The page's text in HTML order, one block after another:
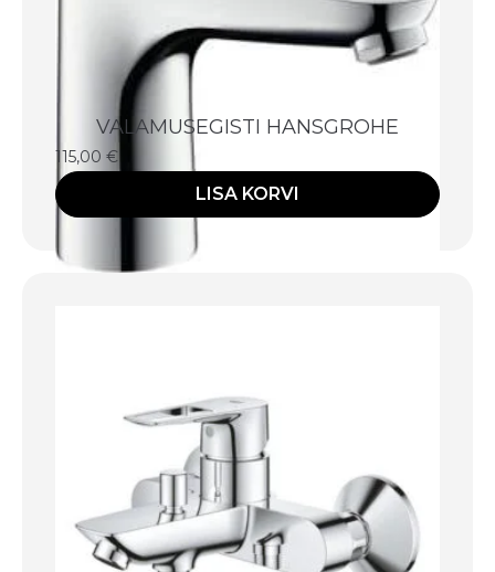
VALAMUSEGISTI HANSGROHE
115,00 €
LISA KORVI